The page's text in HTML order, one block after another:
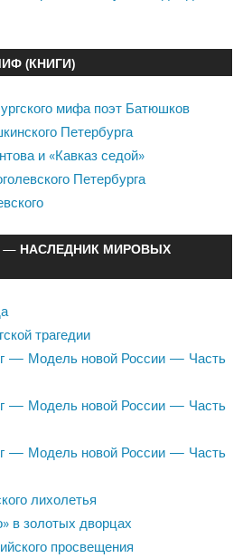
(КНИГИ)
мифа поэт Батюшков
Петербурга
и «Кавказ седой»
Петербурга
— НАСЛЕДНИК МИРОВЫХ
трагедии
— Модель новой России — Часть
— Модель новой России — Часть
— Модель новой России — Часть
лихолетья
в золотых дворцах
просвещения